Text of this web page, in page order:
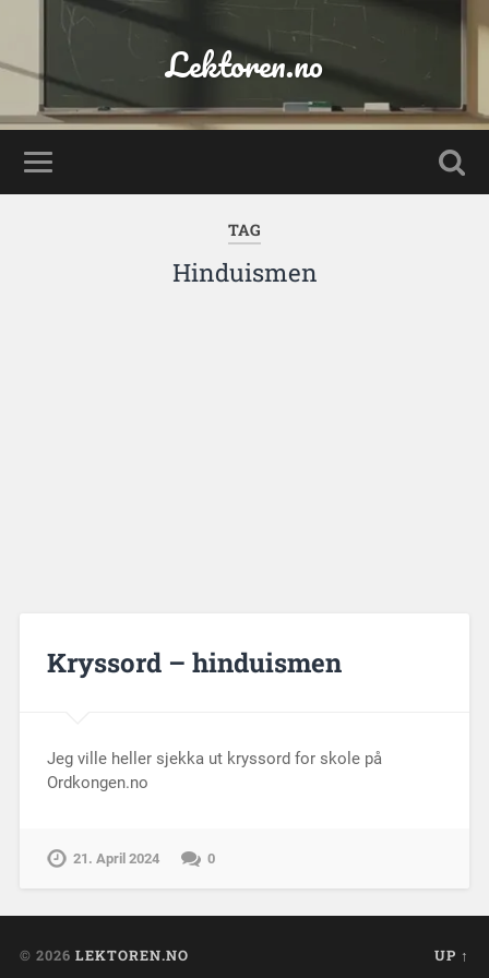
Lektoren.no
TAG
Hinduismen
Kryssord – hinduismen
Jeg ville heller sjekka ut kryssord for skole på
Ordkongen.no
21. April 2024 0
© 2026 LEKTOREN.NO UP ↑